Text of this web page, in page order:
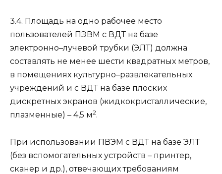
3.4. Площадь на одно рабочее место
пользователей ПЭВМ с ВДТ на базе
электронно–лучевой трубки (ЭЛТ) должна
составлять не менее шести квадратных метров,
в помещениях культурно–развлекательных
учреждений и с ВДТ на базе плоских
дискретных экранов (жидкокристаллические,
плазменные) – 4,5 м2.
При использовании ПВЭМ с ВДТ на базе ЭЛТ
(без вспомогательных устройств – принтер,
сканер и др.), отвечающих требованиям